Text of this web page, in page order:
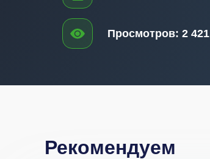
Просмотров: 2 421
Рекомендуем